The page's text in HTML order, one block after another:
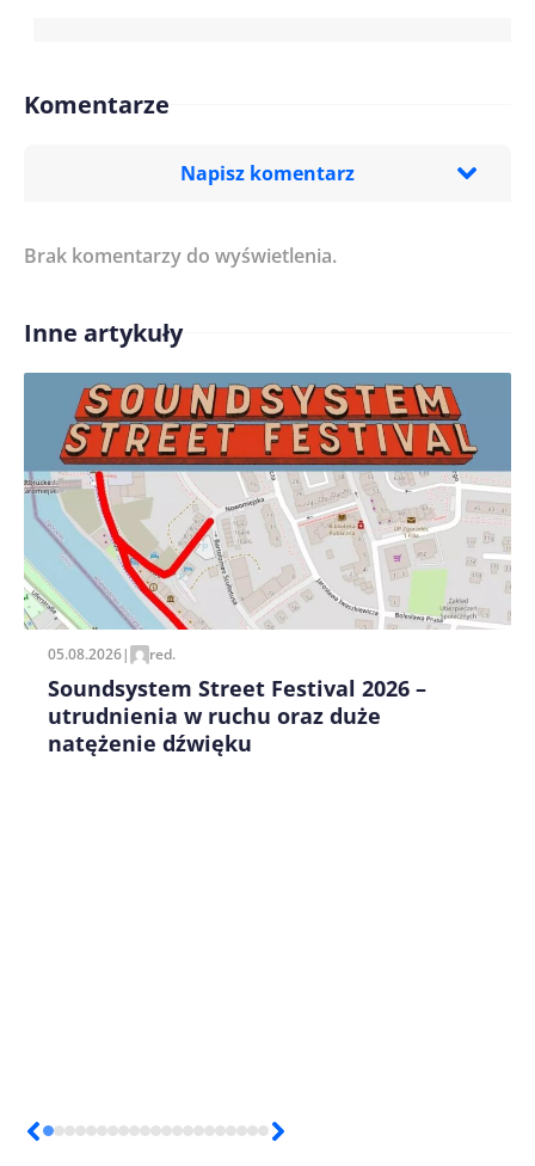
Komentarze
Napisz komentarz
Treść komentarza*
Imię/ Nick*
Zapamiętaj moje dane w tej przeglądarce podczas
pisania kolejnych komentarzy.
Brak komentarzy do wyświetlenia.
Inne artykuły
05.08.2026| red.
Soundsystem Street Festival 2026 –
utrudnienia w ruchu oraz duże
natężenie dźwięku